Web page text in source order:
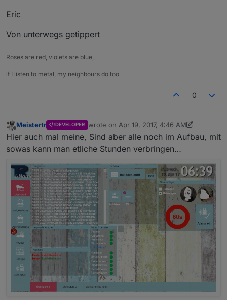
Eric
Von unterwegs getippert
Roses are red, violets are blue,
if I listen to metal, my neighbours do too
0
Meistertr DEVELOPER wrote on Apr 19, 2017, 4:46 AM
last edited by Jey Cee Jul 19, 2019, 10:55
Hier auch mal meine, Sind aber alle noch im Aufbau, mit
sowas kann man etliche Stunden verbringen…